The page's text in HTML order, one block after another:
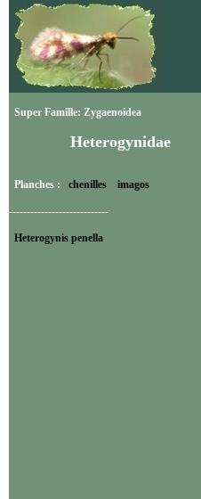
Super Famille: Zygaenoidea
Heterogynidae
Planches : chenilles imagos
----------------------------
Heterogynis penella